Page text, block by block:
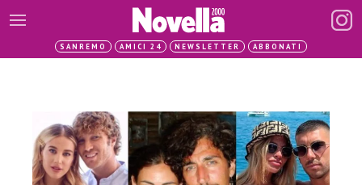
SANREMO AMICI 24 NEWSLETTER ABBONATI